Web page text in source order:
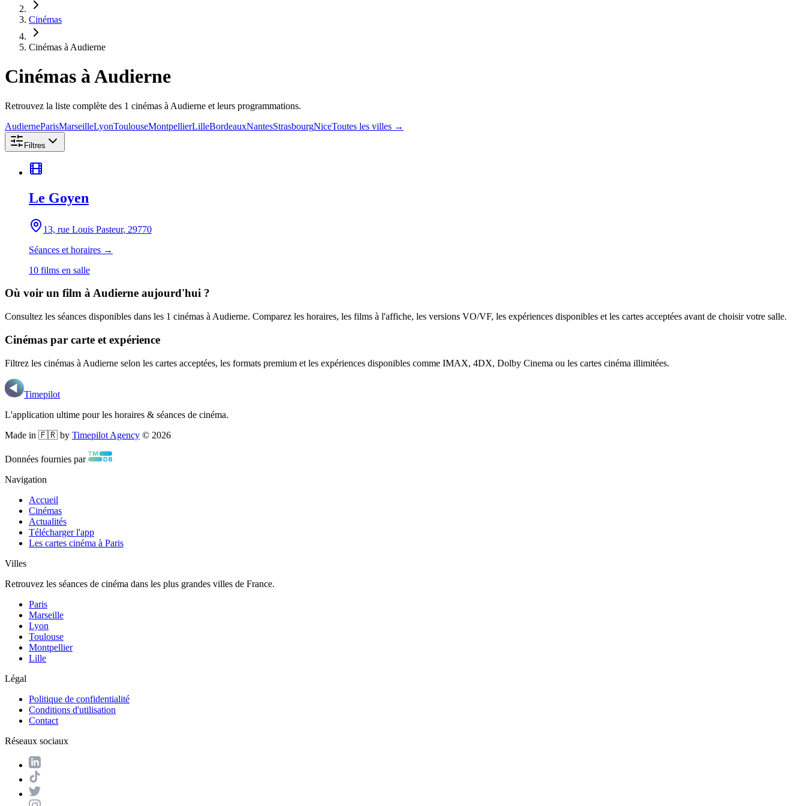
Cinémas
Cinémas à Audierne
Cinémas à Audierne
Retrouvez la liste complète des 1 cinémas à Audierne et leurs programmations.
AudierneParisMarseilleLyonToulouseMontpellierLilleBordeauxNantesStrasbourgNiceToutes les villes →
Filtres
Le Goyen
13, rue Louis Pasteur, 29770
Séances et horaires →
10 films en salle
Où voir un film à Audierne aujourd'hui ?
Consultez les séances disponibles dans les 1 cinémas à Audierne. Comparez les horaires, les films à l'affiche, les versions VO/VF, les expériences disponibles et les cartes acceptées avant de choisir votre salle.
Cinémas par carte et expérience
Filtrez les cinémas à Audierne selon les cartes acceptées, les formats premium et les expériences disponibles comme IMAX, 4DX, Dolby Cinema ou les cartes cinéma illimitées.
Timepilot
L'application ultime pour les horaires & séances de cinéma.
Made in 🇫🇷 by Timepilot Agency © 2026
Données fournies par
Navigation
Accueil
Cinémas
Actualités
Télécharger l'app
Les cartes cinéma à Paris
Villes
Retrouvez les séances de cinéma dans les plus grandes villes de France.
Paris
Marseille
Lyon
Toulouse
Montpellier
Lille
Légal
Politique de confidentialité
Conditions d'utilisation
Contact
Réseaux sociaux